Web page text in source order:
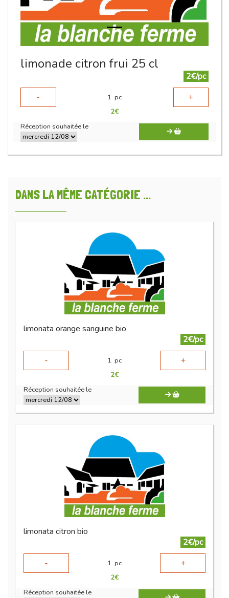
limonade citron frui 25 cl
2€/pc
-
1 pc +
2€
Réception souhaitée le
DANS LA MÊME CATÉGORIE ...
limonata orange sanguine bio
2€/pc
-
1 pc +
2€
Réception souhaitée le
limonata citron bio
2€/pc
-
1 pc +
2€
Réception souhaitée le